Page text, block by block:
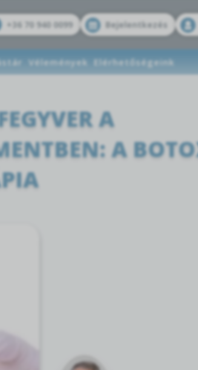
+36 70 940 0099 Bejelentkezés
Vélemények Elérhetőségeink
A
A